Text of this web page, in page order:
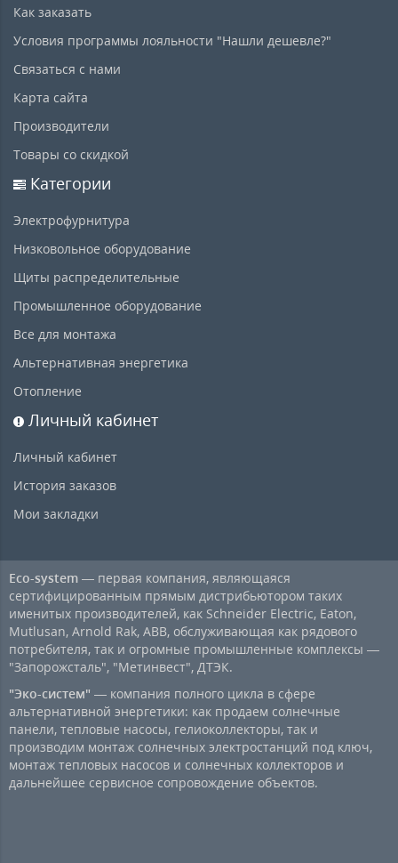
Как заказать
Условия программы лояльности "Нашли дешевле?"
Связаться с нами
Карта сайта
Производители
Товары со скидкой
Категории
Электрофурнитура
Низковольное оборудование
Щиты распределительные
Промышленное оборудование
Все для монтажа
Альтернативная энергетика
Отопление
Личный кабинет
Личный кабинет
История заказов
Мои закладки
Eco-system — первая компания, являющаяся
сертифицированным прямым дистрибьютором таких
именитых производителей, как Schneider Electric, Eaton,
Mutlusan, Arnold Rak, ABB, обслуживающая как рядового
потребителя, так и огромные промышленные комплексы —
"Запорожсталь", "Метинвест", ДТЭК.
"Эко-систем" — компания полного цикла в сфере
альтернативной энергетики: как продаем солнечные
панели, тепловые насосы, гелиоколлекторы, так и
производим монтаж солнечных электростанций под ключ,
монтаж тепловых насосов и солнечных коллекторов и
дальнейшее сервисное сопровождение объектов.